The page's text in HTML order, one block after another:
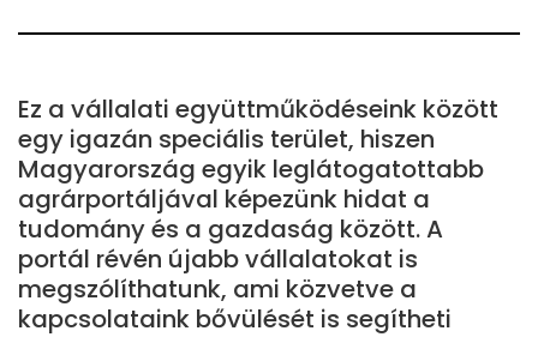
Ez a vállalati együttműködéseink között
egy igazán speciális terület, hiszen
Magyarország egyik leglátogatottabb
agrárportáljával képezünk hidat a
tudomány és a gazdaság között. A
portál révén újabb vállalatokat is
megszólíthatunk, ami közvetve a
kapcsolataink bővülését is segítheti